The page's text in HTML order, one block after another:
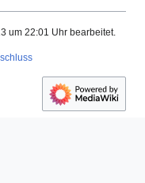
um 22:01 Uhr bearbeitet.